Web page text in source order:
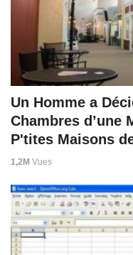
Un Homme a
Chambres d’une
P'tites Maisons
1,2M Vues